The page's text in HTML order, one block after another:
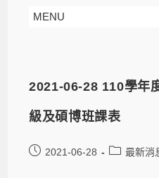
MENU
2021-06-28 110學年
級及碩博班課表
2021-06-28 最新消